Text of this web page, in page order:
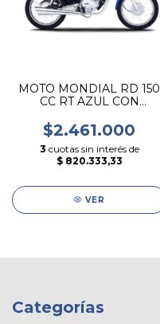
MOTO MONDIAL RD 150
CC RT AZUL CON
BLANCA
$2.461.000
3 cuotas sin interés de
$ 820.333,33
VER
Categorías